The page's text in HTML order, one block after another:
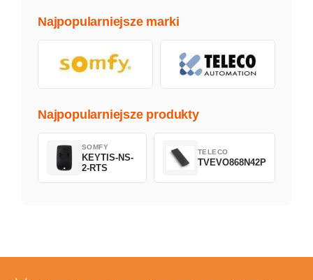
Najpopularniejsze marki
Najpopularniejsze produkty
SOMFY
KEYTIS-NS-
2-RTS
TELECO
TVEVO868N42P